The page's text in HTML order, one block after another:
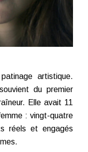
artistique.
du premier
Elle avait 11
: vingt-quatre
réels et engagés